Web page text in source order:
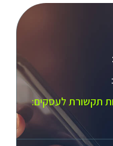
תקשורת לעסקים: